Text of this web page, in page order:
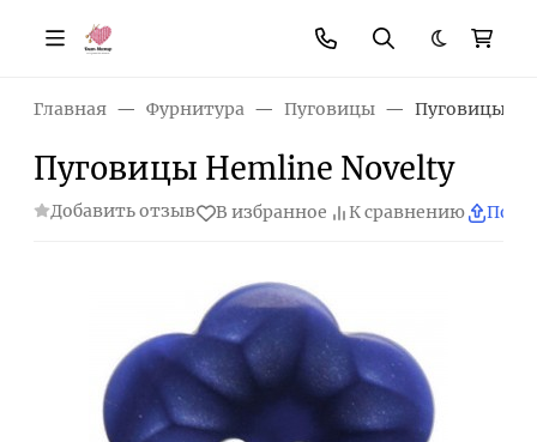
Темная
Главная Фурнитура Пуговицы Пуговицы
Пуговицы Hemline Novelty
Добавить отзыв В избранное К сравнению